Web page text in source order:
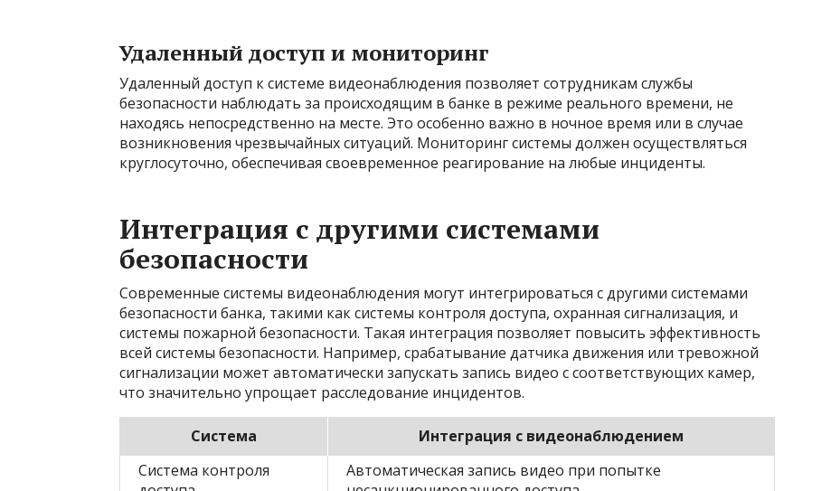
Удаленный доступ и мониторинг
Удаленный доступ к системе видеонаблюдения позволяет сотрудникам службы
безопасности наблюдать за происходящим в банке в режиме реального времени, не
находясь непосредственно на месте. Это особенно важно в ночное время или в случае
возникновения чрезвычайных ситуаций. Мониторинг системы должен осуществляться
круглосуточно, обеспечивая своевременное реагирование на любые инциденты.
Интеграция с другими системами
безопасности
Современные системы видеонаблюдения могут интегрироваться с другими системами
безопасности банка, такими как системы контроля доступа, охранная сигнализация, и
системы пожарной безопасности. Такая интеграция позволяет повысить эффективность
всей системы безопасности. Например, срабатывание датчика движения или тревожной
сигнализации может автоматически запускать запись видео с соответствующих камер,
что значительно упрощает расследование инцидентов.
Система
Интеграция с видеонаблюдением
Система контроля
Автоматическая запись видео при попытке